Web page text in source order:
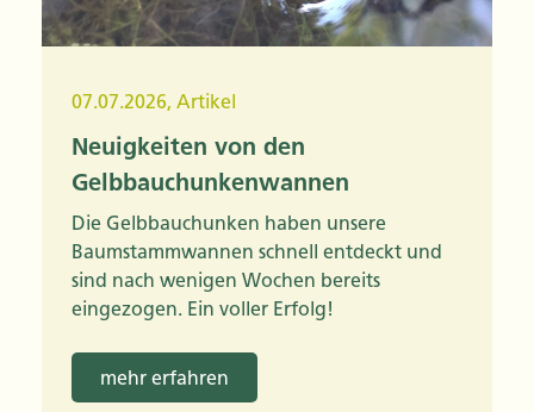
07.07.2026, Artikel
Neuigkeiten von den
Gelbbauchunkenwannen
Die Gelbbauchunken haben unsere
Baumstammwannen schnell entdeckt und
sind nach wenigen Wochen bereits
eingezogen. Ein voller Erfolg!
mehr erfahren